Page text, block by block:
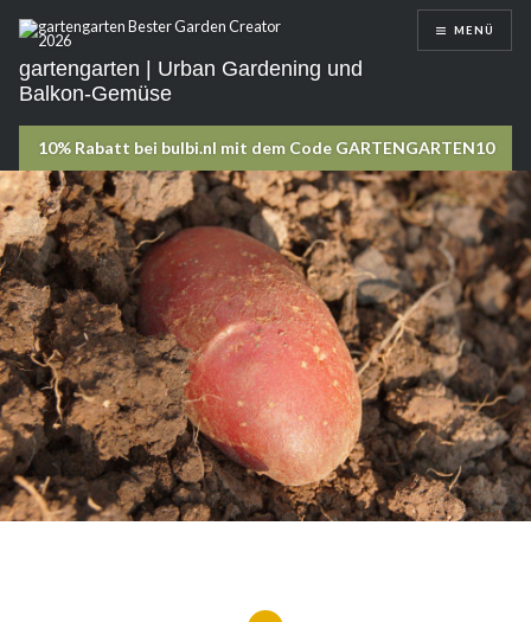
zum
gartengarten | Urban Gardening und
Balkon-Gemüse
MENÜ